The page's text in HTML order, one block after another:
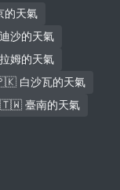
天氣
沙的天氣
姆的天氣
白沙瓦的天氣
🇹🇼 臺南的天氣